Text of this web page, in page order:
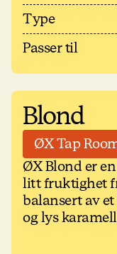
Type
Passer til
Blond
ØX Tap
ØX Blond er
litt fruktighet
balansert av
og lys